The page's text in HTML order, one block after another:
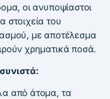
οι ανυποψίαστοι
στοιχεία του
με αποτέλεσμα
χρηματικά ποσά.
από άτομα, τα